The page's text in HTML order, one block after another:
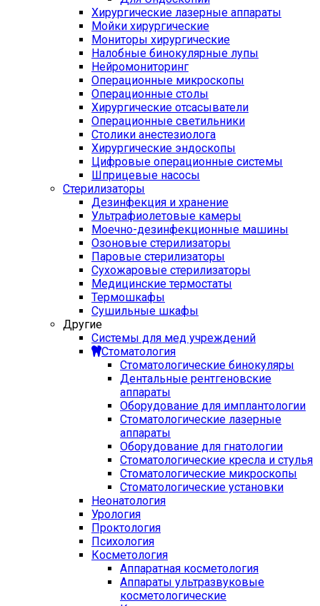
Хирургические лазерные аппараты
Мойки хирургические
Мониторы хирургические
Налобные бинокулярные лупы
Нейромониторинг
Операционные микроскопы
Операционные столы
Хирургические отсасыватели
Операционные светильники
Столики анестезиолога
Хирургические эндоскопы
Цифровые операционные системы
Шприцевые насосы
Стерилизаторы
Дезинфекция и хранение
Ультрафиолетовые камеры
Моечно-дезинфекционные машины
Озоновые стерилизаторы
Паровые стерилизаторы
Сухожаровые стерилизаторы
Медицинские термостаты
Термошкафы
Сушильные шкафы
Другие
Системы для мед учреждений
Стоматология
Стоматологические бинокуляры
Дентальные рентгеновские
аппараты
Оборудование для имплантологии
Стоматологические лазерные
аппараты
Оборудование для гнатологии
Стоматологические кресла и стулья
Стоматологические микроскопы
Стоматологические установки
Неонатология
Урология
Проктология
Психология
Косметология
Аппаратная косметология
Аппараты ультразвуковые
косметологические